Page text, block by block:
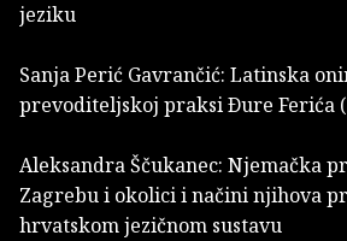
jeziku
Sanja Perić Gavrančić: Latinska
prevoditeljskoj praksi Ðure Ferića
Aleksandra Ščukanec: Njemačka
Zagrebu i okolici i načini njihova
hrvatskom jezičnom sustavu